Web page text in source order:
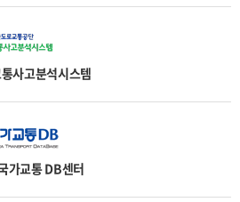
사고분석시스템
가교통 DB센터